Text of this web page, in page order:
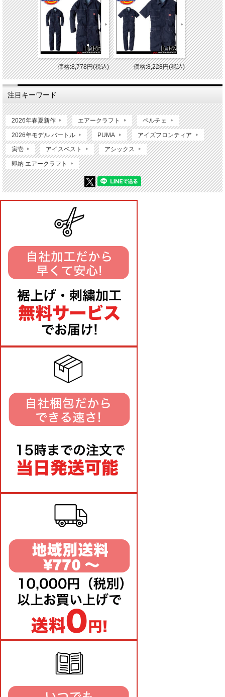
価格:8,778円(税込) 価格:8,228円(税込)
注目キーワード
2026年春夏新作 エアークラフト ペルチェ
2026年モデル バートル PUMA アイズフロンティア
寅壱 アイスベスト アシックス
即納 エアークラフト